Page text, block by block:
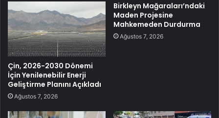
Çin, 2026-2030 Dönemi
İçin Yenilenebilir Enerji
Geliştirme Planını Açıkladı
Ağustos 7, 2026
Birkleyn Mağaraları’ndaki
Maden Projesine
Mahkemeden Durdurma
Ağustos 7, 2026